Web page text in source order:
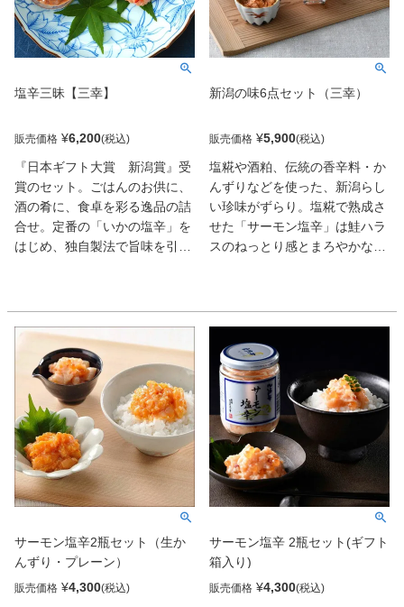
塩辛三昧【三幸】
販売価格 ¥6,200
『日本ギフト大賞 新潟賞』受
賞のセット。ごはんのお供に、
酒の肴に、食卓を彩る逸品の詰
合せ。定番の「いかの塩辛」を
はじめ、独自製法で旨味を引き
塩辛」「甘えび塩辛」の食べ比
べセット。各メディアにも数多
く紹介されている自慢の商品
新潟の味6点セット（三幸）
販売価格 ¥5,900
塩糀や酒粕、伝統の香辛料・か
んずりなどを使った、新潟らし
い珍味がずらり。塩糀で熟成さ
せた「サーモン塩辛」は鮭ハラ
スのねっとり感とまろやかな塩
だ。
サーモン塩辛2瓶セット（生か
んずり・プレーン）
販売価格 ¥4,300
サーモン塩辛 2瓶セット(ギフト
箱入り)
販売価格 ¥4,300